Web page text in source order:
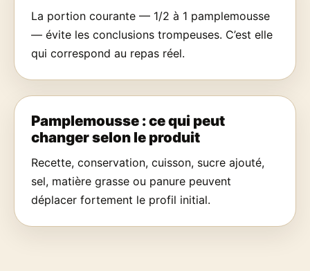
La portion courante — 1/2 à 1 pamplemousse
— évite les conclusions trompeuses. C’est elle
qui correspond au repas réel.
Pamplemousse : ce qui peut
changer selon le produit
Recette, conservation, cuisson, sucre ajouté,
sel, matière grasse ou panure peuvent
déplacer fortement le profil initial.